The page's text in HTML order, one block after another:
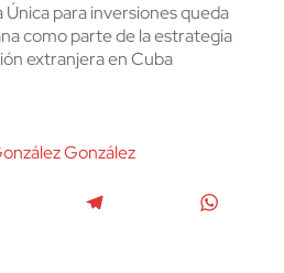
Única para inversiones queda
como parte de la estrategia
extranjera en Cuba
González